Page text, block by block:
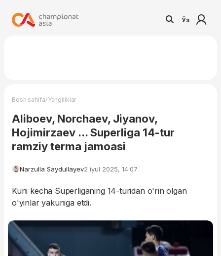
Ўз
Bosh sahifa/Yangiliklar
Aliboev, Norchaev, Jiyanov,
Hojimirzaev ... Superliga 14-tur
ramziy terma jamoasi
Narzulla Saydullayev2 iyul 2025, 14:07
Kuni kecha Superliganing 14-turidan o'rin olgan
o'yinlar yakuniga etdi.